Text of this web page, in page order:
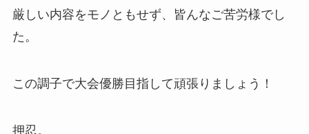
厳しい内容をモノともせず、皆んなご苦労様でし
た。
この調子で大会優勝目指して頑張りましょう！
押忍。